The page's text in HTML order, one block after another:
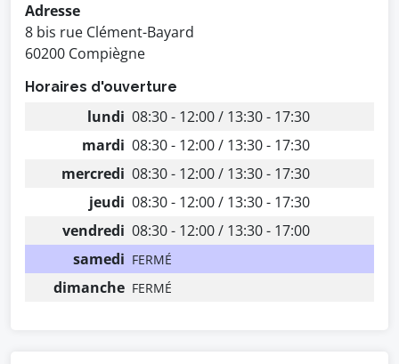
Adresse
8 bis rue Clément-Bayard
60200 Compiègne
Horaires d'ouverture
lundi 08:30 - 12:00 / 13:30 - 17:30
mardi 08:30 - 12:00 / 13:30 - 17:30
mercredi 08:30 - 12:00 / 13:30 - 17:30
jeudi 08:30 - 12:00 / 13:30 - 17:30
vendredi 08:30 - 12:00 / 13:30 - 17:00
samedi FERMÉ
dimanche FERMÉ